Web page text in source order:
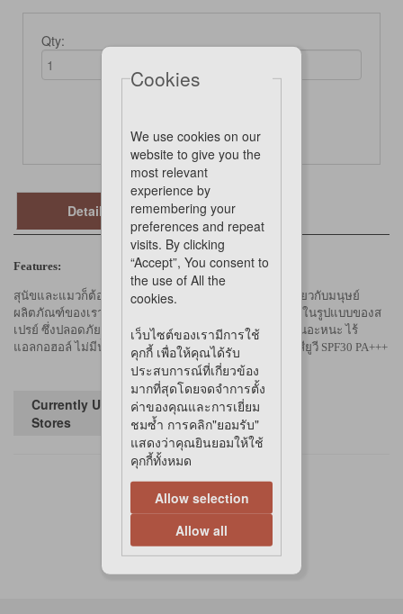
Qty:
Not Available Online
Details
Features:
สุนัขและแมวก็ต้องการรับการปกป้องจากแสงแดด เช่นเดียวกับมนุษย์
ผลิตภัณฑ์ของเราจึงออกแบบมา เพื่อให้ง่ายต่อการใช้งานในรูปแบบของส
เปรย์ ซึ่งปลอดภัยต่อสุนัขและแมว ด้วยสูตรที่ไม่เหนียวเหนอะหนะ ไร้
แอลกอฮอล์ ไม่มีน้ำหอม ไม่มีซิลิโคน และยังคงปกป้องรังสียูวี SPF30 PA+++
Currently Unavailable in
Stores
Cookies
We use cookies on our
website to give you the
most relevant
experience by
remembering your
preferences and repeat
visits. By clicking
“Accept”, You consent to
the use of All the
cookies.
เว็บไซต์ของเรามีการใช้
คุกกี้ เพื่อให้คุณได้รับ
ประสบการณ์ที่เกี่ยวข้อง
มากที่สุดโดยจดจำการตั้ง
ค่าของคุณและการเยี่ยม
ชมซ้ำ การคลิก"ยอมรับ"
แสดงว่าคุณยินยอมให้ใช้
คุกกี้ทั้งหมด
Allow selection
Allow all